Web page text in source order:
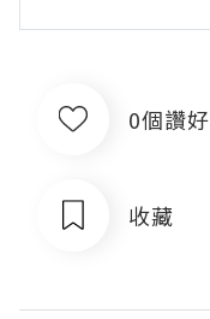
0個讚好
收藏